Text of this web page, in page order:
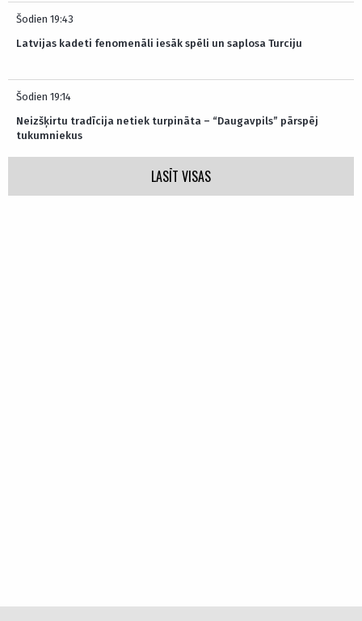
Šodien 19:43
Latvijas kadeti fenomenāli iesāk spēli un saplosa Turciju
Šodien 19:14
Neizšķirtu tradīcija netiek turpināta – “Daugavpils” pārspēj
tukumniekus
LASĪT VISAS